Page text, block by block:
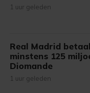
1 uur geleden
Real Madrid
minstens 125
Diomande
1 uur geleden